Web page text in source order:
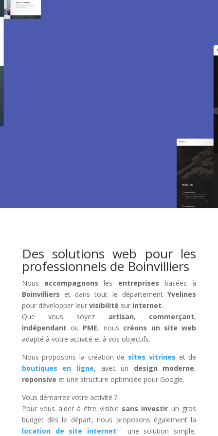
Création de site internet
Des solutions web pour les
professionnels de Boinvilliers
Nous accompagnons les entreprises basées à
Boinvilliers et dans tout le départementYvelines
pour développer leur visibilité sur internet.
Que vous soyez artisan, commerçant,
indépendant ou PME, nous créons un site web
adapté à votre activité et à vos objectifs.
Nous proposons la création de sites vitrines et de
boutiques en ligne, avec un design moderne,
reponsive et une structure optimisée pour Google.
Vous démarrez votre activité ?
Pour vous aider à être visible sans investir un gros
budget dès le départ, nous proposons également la
location de site internet : une solution simple,